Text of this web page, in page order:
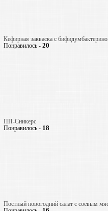
Кефирная закваска с
Понравилось - 20
ПП-Сникерс
Понравилось - 18
Постный новогодний салат с соевым